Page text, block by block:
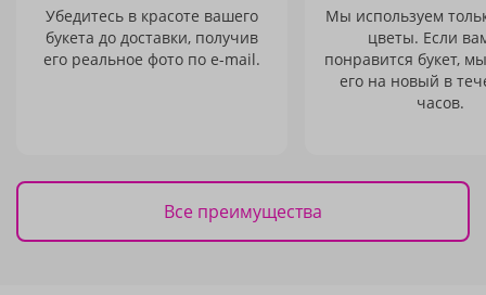
Убедитесь в красоте вашего
букета до доставки, получив
его реальное фото по e-mail.
Мы используем
цветы. Если
понравится букет,
его на новый в
часов.
Все преимущества